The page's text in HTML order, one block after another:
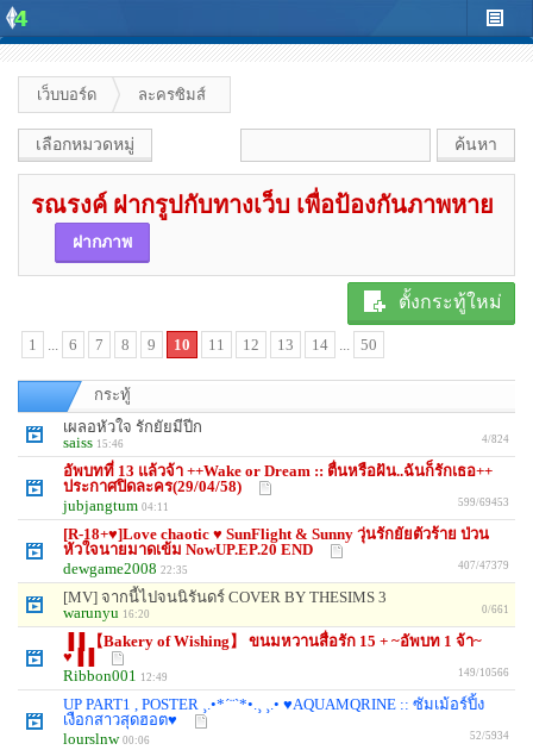
เว็บบอร์ด ละครซิมส์
เลือกหมวดหมู่
รณรงค์ ฝากรูปกับทางเว็บ เพื่อป้องกันภาพหาย
ฝากภาพ
ตั้งกระทู้ใหม่
1 ... 6 7 8 9 10 11 12 13 14 ... 50
กระทู้
เผลอหัวใจ รักยัยมีปีก
saiss 15:46 4/824
อัพบทที่ 13 แล้วจ้า ++Wake or Dream :: ตื่นหรือฝัน..ฉันก็รักเธอ++
ประกาศปิดละคร(29/04/58)
jubjangtum 04:11 599/69453
[R-18+♥]Love chaotic ♥ SunFlight & Sunny วุ่นรักยัยตัวร้าย ป่วน
หัวใจนายมาดเข้ม NowUP.EP.20 END
dewgame2008 22:35 407/47379
[MV] จากนี้ไปจนนิรันดร์ COVER BY THESIMS 3
warunyu 16:20 0/661
▐▐ 【Bakery of Wishing】 ขนมหวานสื่อรัก 15 + ~อัพบท 1 จ้า~
♥▐▐
Ribbon001 12:49 149/10566
UP PART1 , POSTER ¸.•*´¨`*•.¸ ¸.• ♥AQUAMQRINE :: ซัมเม้อร์ปิ้ง
เงือกสาวสุดฮอต♥
lourslnw 00:06 52/5934